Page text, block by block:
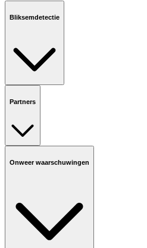
Bliksemdetectie
Partners
Onweer waarschuwingen